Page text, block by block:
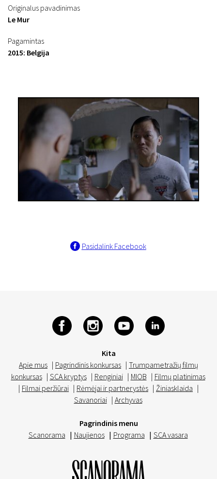
Originalus pavadinimas
Le Mur
Pagamintas
2015: Belgija
Pasidalink Facebook
Kita
Apie mus | Pagrindinis konkursas | Trumpametražių filmų
konkursas | SCA kryptys | Renginiai | MIOB | Filmų platinimas
| Filmai peržiūrai | Rėmėjai ir partnerystės | Žiniasklaida |
Savanoriai | Archyvas
Pagrindinis menu
Scanorama | Naujienos | Programa | SCA vasara